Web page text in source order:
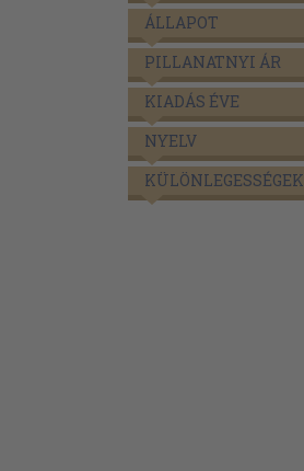
ÁLLAPOT
PILLANATNYI ÁR
KIADÁS ÉVE
NYELV
KÜLÖNLEGESSÉGEK